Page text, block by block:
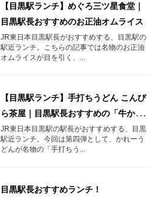
【目黒駅ランチ】めぐろ三ツ星食堂｜
目黒駅長おすすめのお正油オムライス
JR東日本目黒駅長がおすすめする、目黒駅の
駅近ランチ。こちらの記事では名物のお正油
オムライスが目を引く、...
【目黒駅ランチ】手打ちうどん こんぴ
ら茶屋｜目黒駅長おすすめの「牛かれ
ーうどん」
JR東日本目黒駅の駅長がおすすめする、目黒
駅近ランチ。今回は第四弾として、かれーう
どんが名物の「手打ちう...
目黒駅長おすすめランチ！